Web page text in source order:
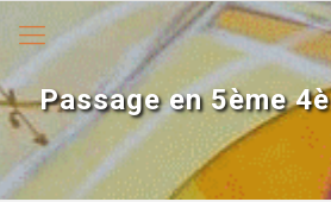
Passage en 5ème